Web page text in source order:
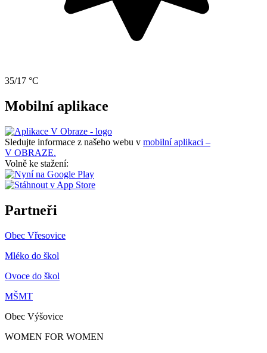
35/17 °C
Mobilní aplikace
Sledujte informace z našeho webu v mobilní aplikaci –
V OBRAZE.
Volně ke stažení:
Partneři
Obec Vřesovice
Mléko do škol
Ovoce do škol
MŠMT
Obec Výšovice
WOMEN FOR WOMEN